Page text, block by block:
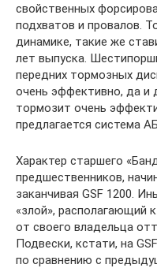
свойственных
подхватов и провалов.
динамике, такие же
лет выпуска.
передних тормозных
очень эффективно, да и
тормозит очень
предлагается система
Характер старшего
предшественников,
заканчивая GSF 1200.
«злой», располагающий
от своего владельца
Подвески, кстати, на
по сравнению с